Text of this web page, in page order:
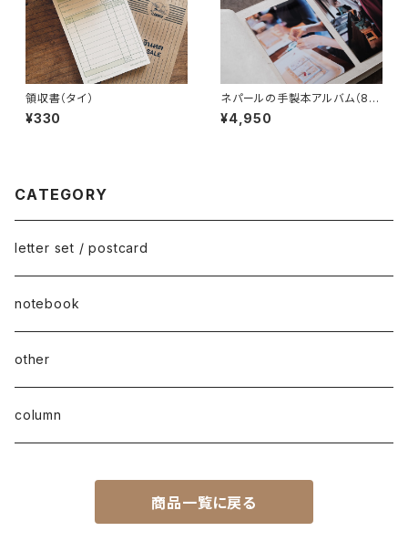
領収書（タイ）
¥330
ネパールの手製本アルバム（8
柄）
¥4,950
CATEGORY
letter set / postcard
notebook
other
column
商品一覧に戻る